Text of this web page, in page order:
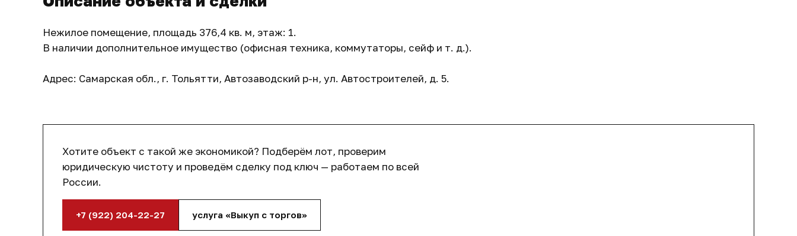
Нежилое помещение, площадь 376,4 кв. м, этаж: 1.
В наличии дополнительное имущество (офисная техника, коммутаторы, сейф и т. д.).
Адрес: Самарская обл., г. Тольятти, Автозаводский р-н, ул. Автостроителей, д. 5.
Хотите объект с такой же экономикой? Подберём лот, проверим
юридическую чистоту и проведём сделку под ключ — работаем по всей
России.
+7 (922) 204-22-27 услуга «Выкуп с торгов»